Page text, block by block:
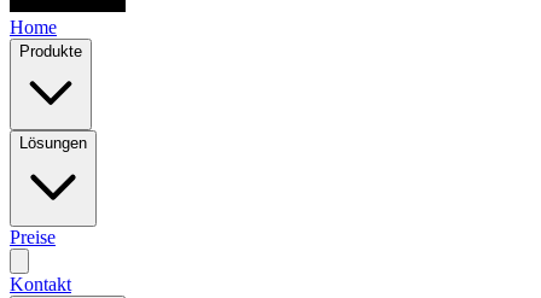
Home
Produkte
Lösungen
Preise
Kontakt